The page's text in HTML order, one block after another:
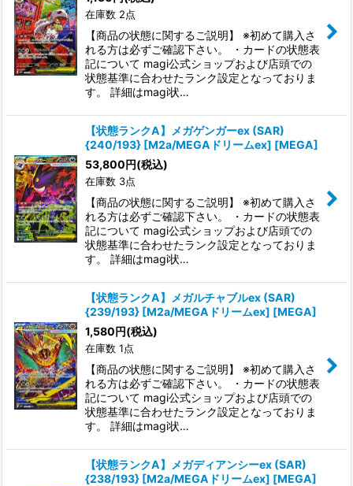
在庫数 2点
【商品の状態に関するご説明】 ※初めて購入さ
れる方は必ずご確認下さい。 ・カードの状態表
記について magi公式ショップおよび店頭での
状態基準に合わせたランク設定となっておりま
す。 詳細はmagi状…
【状態ランクA】メガゲンガーex (SAR)
{240/193} [M2a/MEGAドリームex] [MEGA]
53,800円(税込)
在庫数 3点
【商品の状態に関するご説明】 ※初めて購入さ
れる方は必ずご確認下さい。 ・カードの状態表
記について magi公式ショップおよび店頭での
状態基準に合わせたランク設定となっておりま
す。 詳細はmagi状…
【状態ランクA】メガルチャブルex (SAR)
{239/193} [M2a/MEGAドリームex] [MEGA]
1,580円(税込)
在庫数 1点
【商品の状態に関するご説明】 ※初めて購入さ
れる方は必ずご確認下さい。 ・カードの状態表
記について magi公式ショップおよび店頭での
状態基準に合わせたランク設定となっておりま
す。 詳細はmagi状…
【状態ランクA】メガディアンシーex (SAR)
{238/193} [M2a/MEGAドリームex] [MEGA]